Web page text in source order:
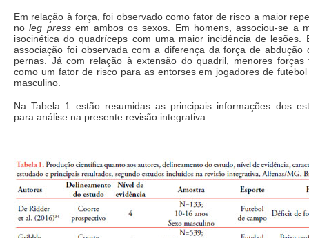
Em relação à força, foi observado como fator de risco a maior
noleg pressem ambos os sexos. Em homens, associou-se a
isocinética do quadríceps com uma maior incidência de lesões.
associação foi observada com a diferença da força de abdução
pernas. Já com relação à extensão do quadril, menores forças
como um fator de risco para as entorses em jogadores de
masculino.
Na Tabela 1 estão resumidas as principais informações dos
para análise na presente revisão integrativa.